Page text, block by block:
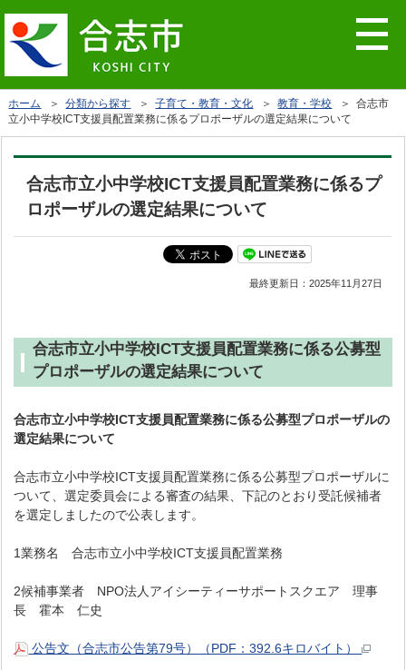
ホーム ＞分類から探す ＞子育て・教育・文化 ＞教育・学校 ＞ 合志市
立小中学校ICT支援員配置業務に係るプロポーザルの選定結果について
合志市立小中学校ICT支援員配置業務に係るプ
ロポーザルの選定結果について
最終更新日：2025年11月27日
合志市立小中学校ICT支援員配置業務に係る公募型
プロポーザルの選定結果について
合志市立小中学校ICT支援員配置業務に係る公募型プロポーザルの
選定結果について
合志市立小中学校ICT支援員配置業務に係る公募型プロポーザルに
ついて、選定委員会による審査の結果、下記のとおり受託候補者
を選定しましたので公表します。
1業務名 合志市立小中学校ICT支援員配置業務
2候補事業者 NPO法人アイシーティーサポートスクエア 理事
長 霍本 仁史
公告文（合志市公告第79号）（PDF：392.6キロバイト）